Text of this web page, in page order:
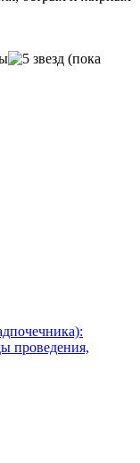
(пока
проведения,